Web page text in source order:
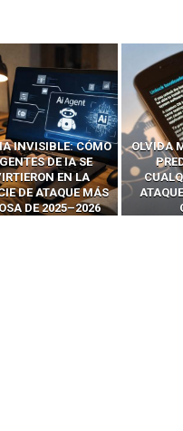
CÓMO
HACKEA
MÓVIL CON
PUBLICITARIOS
CLIC
PODER